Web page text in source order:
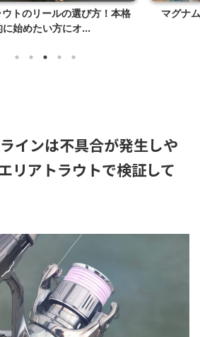
ラピーってでかすぎない？ エリア
インは不具合が発生しや
リアトラウトで検証して